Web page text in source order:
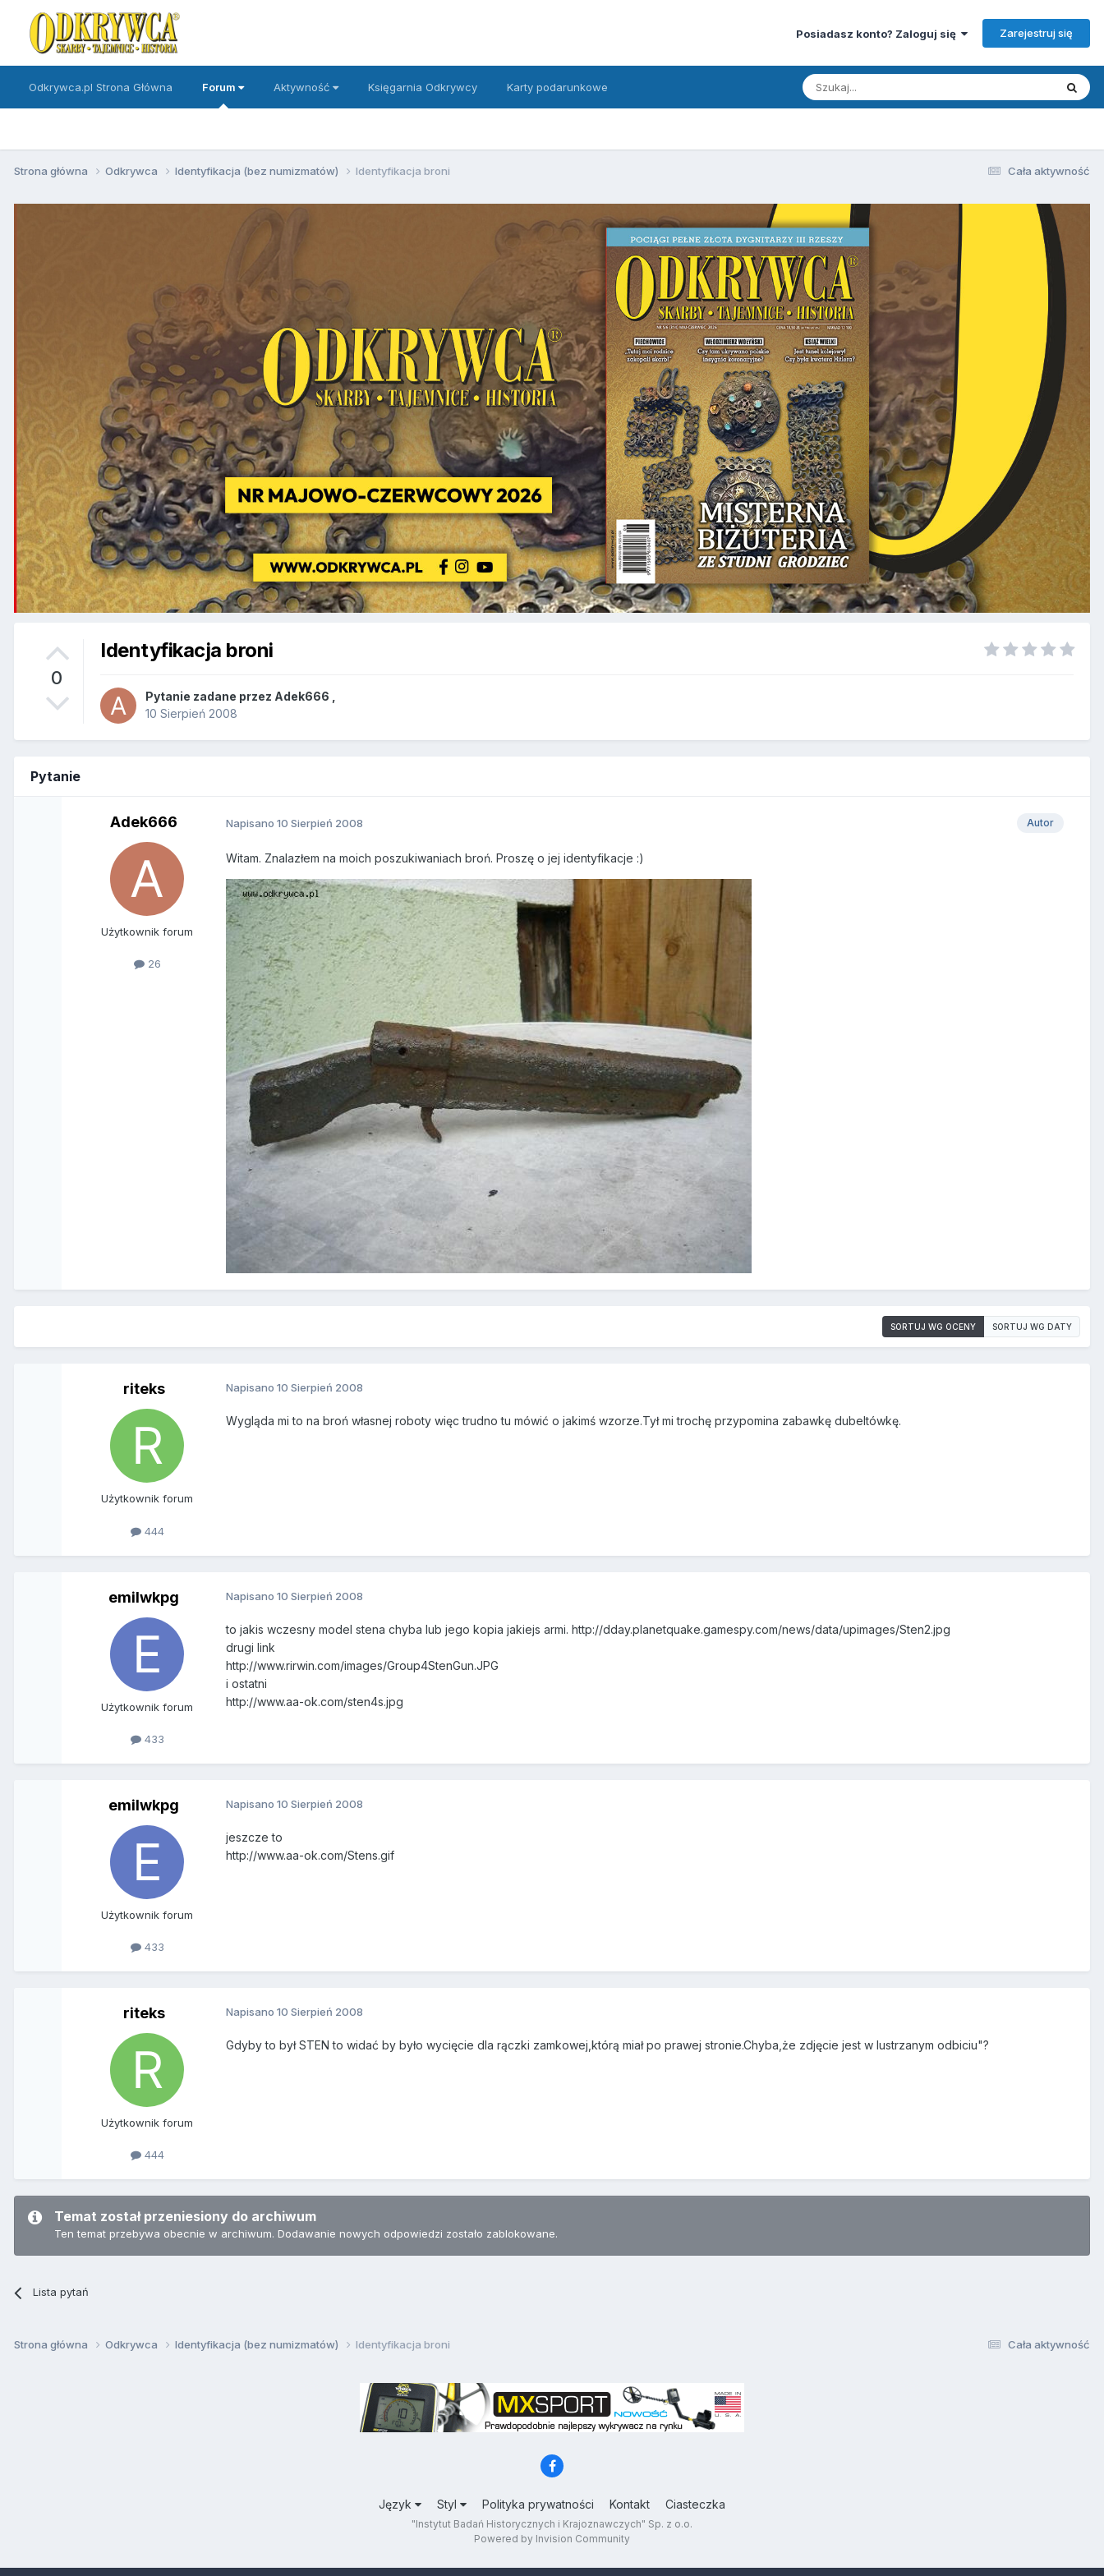
Posiadasz konto? Zaloguj się Zarejestruj się
Odkrywca.pl Strona Główna Forum Aktywność Księgarnia Odkrywcy Karty podarunkowe
Cała aktywność
Strona główna Odkrywca Identyfikacja (bez numizmatów) Identyfikacja broni
0
Identyfikacja broni
Pytanie zadane przez Adek666
10 Sierpień 2008
Pytanie
Adek666
Użytkownik forum
26
Autor
Napisano10 Sierpień 2008
Witam. Znalazłem na moich poszukiwaniach broń. Proszę o jej identyfikacje :)
SORTUJ WG OCENY SORTUJ WG DATY
riteks
Użytkownik forum
444
Napisano10 Sierpień 2008
Wygląda mi to na broń własnej roboty więc trudno tu mówić o jakimś wzorze.Tył mi trochę przypomina zabawkę dubeltówkę.
emilwkpg
Użytkownik forum
433
Napisano10 Sierpień 2008
to jakis wczesny model stena chyba lub jego kopia jakiejs armi. http://dday.planetquake.gamespy.com/news/data/upimages/Sten2.jpg
drugi link
http://www.rirwin.com/images/Group4StenGun.JPG
i ostatni
http://www.aa-ok.com/sten4s.jpg
emilwkpg
Użytkownik forum
433
Napisano10 Sierpień 2008
jeszcze to
http://www.aa-ok.com/Stens.gif
riteks
Użytkownik forum
444
Napisano10 Sierpień 2008
Gdyby to był STEN to widać by było wycięcie dla rączki zamkowej,którą miał po prawej stronie.Chyba,że zdjęcie jest w lustrzanym odbiciu"?
Temat został przeniesiony do archiwum
Ten temat przebywa obecnie w archiwum. Dodawanie nowych odpowiedzi zostało zablokowane.
Lista pytań
Cała aktywność
Strona główna Odkrywca Identyfikacja (bez numizmatów) Identyfikacja broni
Język Styl Polityka prywatności Kontakt Ciasteczka
"Instytut Badań Historycznych i Krajoznawczych" Sp. z o.o.
Powered by Invision Community